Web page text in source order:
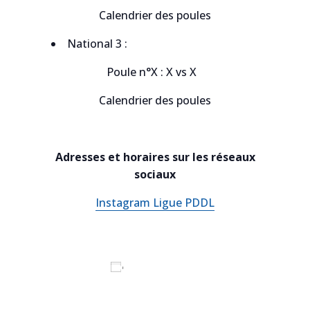
Calendrier des poules
National 3 :
Poule n°X : X vs X
Calendrier des poules
Adresses et horaires sur les réseaux
sociaux
Instagram Ligue PDDL